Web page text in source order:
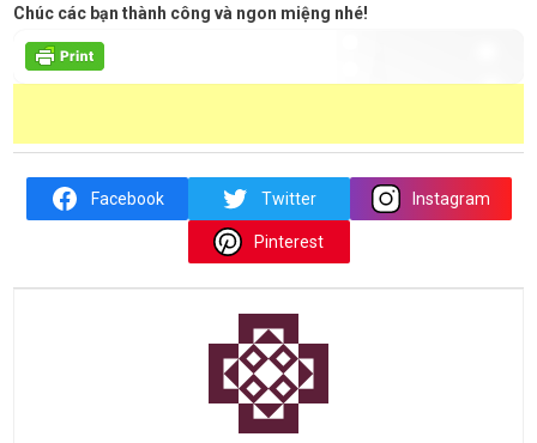
Chúc các bạn thành công và ngon miệng nhé!
Facebook Twitter Instagram
Pinterest